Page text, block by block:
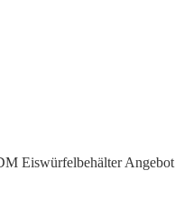
Eiswürfelbehälter Angebot